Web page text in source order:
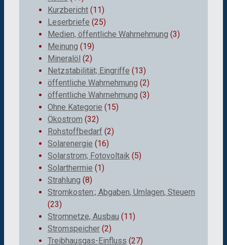
Kurzbericht (11)
Leserbriefe (25)
Medien, öffentliche Wahrnehmung (3)
Meinung (19)
Mineralöl (2)
Netzstabilität; Eingriffe (13)
öffentliche Wahrnehmung (2)
öffentliche Wahrnehmung (3)
Ohne Kategorie (15)
Ökostrom (32)
Rohstoffbedarf (2)
Solarenergie (16)
Solarstrom; Fotovoltaik (5)
Solarthermie (1)
Strahlung (8)
Stromkosten:; Abgaben, Umlagen, Steuern
(23)
Stromnetze, Ausbau (11)
Stromspeicher (2)
Treibhausgas-Einfluss (27)